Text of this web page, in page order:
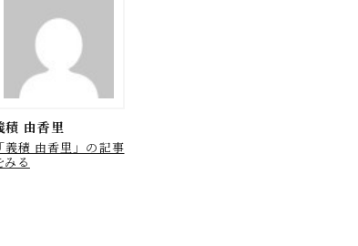
積 由香里
義積 由香里」の記事
みる